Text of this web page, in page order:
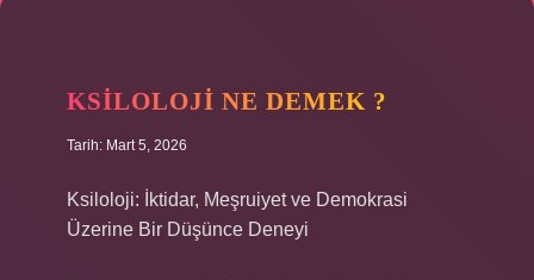
Hakkımızda
KSILOLOJI NE DEMEK ?
Tarih: Mart 5, 2026
Ksiloloji: İktidar, Meşruiyet ve Demokrasi
Üzerine Bir Düşünce Deneyi